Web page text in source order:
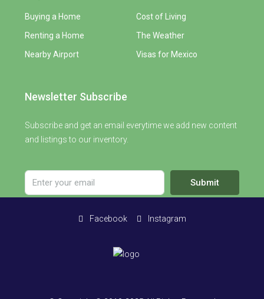
Buying a Home
Renting a Home
Nearby Airport
Cost of Living
The Weather
Visas for Mexico
Newsletter Subscribe
Subscribe and get an email everytime we add new content
and listings to our inventory.
Submit
Facebook Instagram